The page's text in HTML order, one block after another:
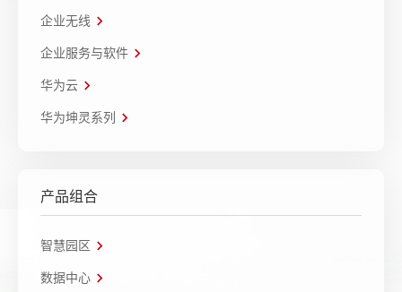
企业无线
企业服务与软件
华为云
华为坤灵系列
产品组合
智慧园区
数据中心